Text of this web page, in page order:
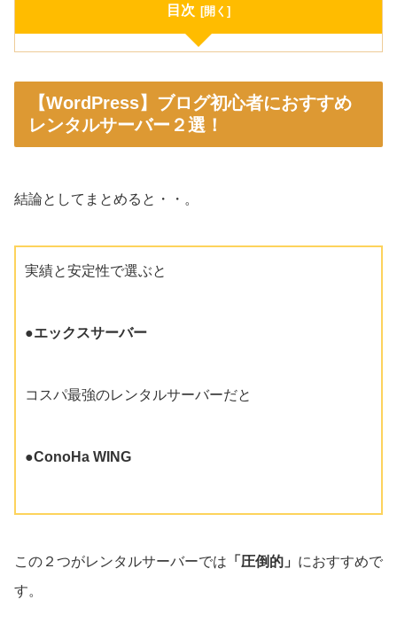
目次
【WordPress】ブログ初心者におすすめ
レンタルサーバー２選！
結論としてまとめると・・。
実績と安定性で選ぶと
●エックスサーバー
コスパ最強のレンタルサーバーだと
●ConoHa WING
この２つがレンタルサーバーでは 「圧倒的」 におすすめで
す。